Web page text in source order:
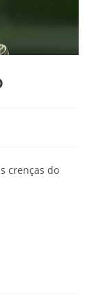
crenças do